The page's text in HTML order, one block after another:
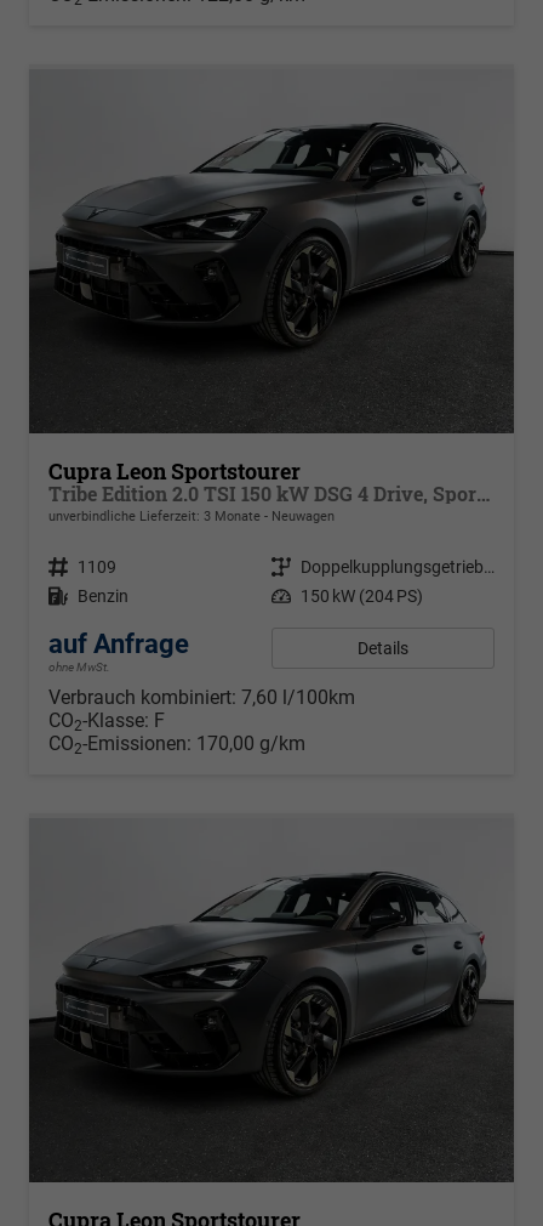
Cupra Leon Sportstourer
Tribe Edition 2.0 TSI 150 kW DSG 4 Drive, Sportschalensitze beheizbar, elektrisch einstellbar, DCC Fahrwerk, 19 Zoll Alufelgen ,Cupra Seitenschweller, Klimaautomatik 3 Zonen,
unverbindliche Lieferzeit: 3 Monate Neuwagen
Fahrzeugnr. 1109 Getriebe
Doppelkupplungsgetriebe (DSG)
Kraftstoff Benzin Leistung 150 kW (204 PS)
auf Anfrage
ohne MwSt.
Details
Verbrauch kombiniert: 7,60 l/100km
CO2-Klasse: F
CO2-Emissionen: 170,00 g/km
Cupra Leon Sportstourer